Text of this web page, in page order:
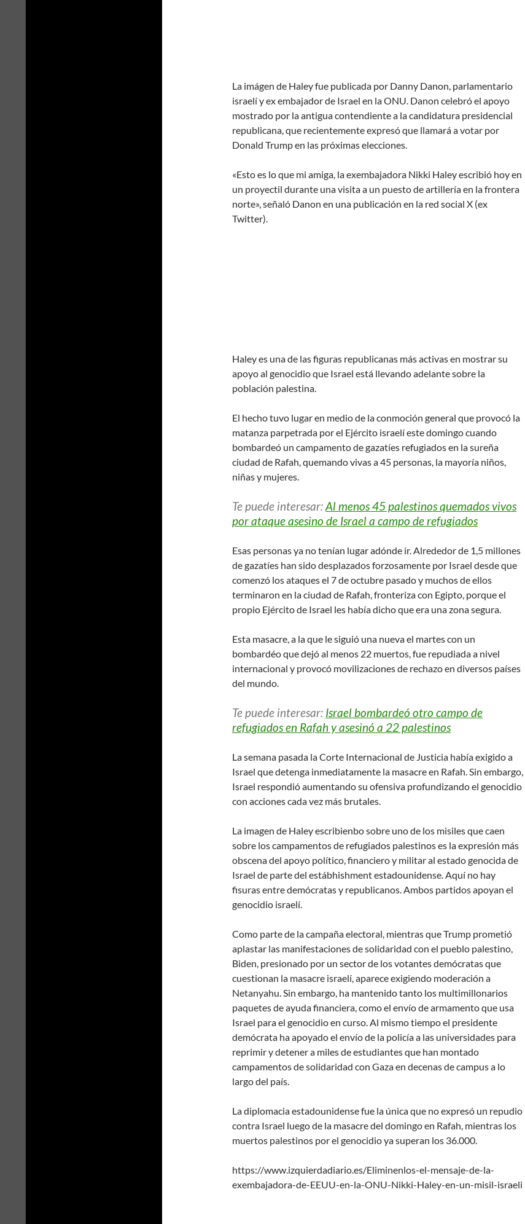
La imágen de Haley fue publicada por Danny Danon, parlamentario
israelí y ex embajador de Israel en la ONU. Danon celebró el apoyo
mostrado por la antigua contendiente a la candidatura presidencial
republicana, que recientemente expresó que llamará a votar por
Donald Trump en las próximas elecciones.
«Esto es lo que mi amiga, la exembajadora Nikki Haley escribió hoy en
un proyectil durante una visita a un puesto de artillería en la frontera
norte», señaló Danon en una publicación en la red social X (ex
Twitter).
Haley es una de las figuras republicanas más activas en mostrar su
apoyo al genocidio que Israel está llevando adelante sobre la
población palestina.
El hecho tuvo lugar en medio de la conmoción general que provocó la
matanza parpetrada por el Ejército israelí este domingo cuando
bombardeó un campamento de gazatíes refugiados en la sureña
ciudad de Rafah, quemando vivas a 45 personas, la mayoría niños,
niñas y mujeres.
Te puede interesar:Al menos 45 palestinos quemados vivos
por ataque asesino de Israel a campo de refugiados
Esas personas ya no tenían lugar adónde ir. Alrededor de 1,5 millones
de gazatíes han sido desplazados forzosamente por Israel desde que
comenzó los ataques el 7 de octubre pasado y muchos de ellos
terminaron en la ciudad de Rafah, fronteriza con Egipto, porque el
propio Ejército de Israel les había dicho que era una zona segura.
Esta masacre, a la que le siguió una nueva el martes con un
bombardéo que dejó al menos 22 muertos, fue repudiada a nivel
internacional y provocó movilizaciones de rechazo en diversos países
del mundo.
Te puede interesar: Israel bombardeó otro campo de
refugiados en Rafah y asesinó a 22 palestinos
La semana pasada la Corte Internacional de Justicia había exigido a
Israel que detenga inmediatamente la masacre en Rafah. Sin embargo,
Israel respondió aumentando su ofensiva profundizando el genocidio
con acciones cada vez más brutales.
La imagen de Haley escribienbo sobre uno de los misiles que caen
sobre los campamentos de refugiados palestinos es la expresión más
obscena del apoyo político, financiero y militar al estado genocida de
Israel de parte del estábhishment estadounidense. Aquí no hay
fisuras entre demócratas y republicanos. Ambos partidos apoyan el
genocidio israelí.
Como parte de la campaña electoral, mientras que Trump prometió
aplastar las manifestaciones de solidaridad con el pueblo palestino,
Biden, presionado por un sector de los votantes demócratas que
cuestionan la masacre israelí, aparece exigiendo moderación a
Netanyahu. Sin embargo, ha mantenido tanto los multimillonarios
paquetes de ayuda financiera, como el envío de armamento que usa
Israel para el genocidio en curso. Al mismo tiempo el presidente
demócrata ha apoyado el envío de la policía a las universidades para
reprimir y detener a miles de estudiantes que han montado
campamentos de solidaridad con Gaza en decenas de campus a lo
largo del país.
La diplomacia estadounidense fue la única que no expresó un repudio
contra Israel luego de la masacre del domingo en Rafah, mientras los
muertos palestinos por el genocidio ya superan los 36.000.
https://www.izquierdadiario.es/Eliminenlos-el-mensaje-de-la-
exembajadora-de-EEUU-en-la-ONU-Nikki-Haley-en-un-misil-israeli